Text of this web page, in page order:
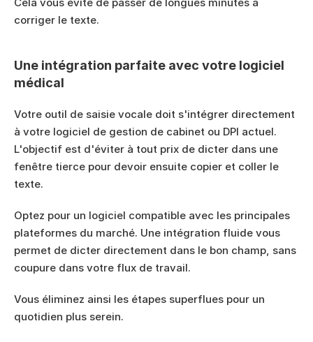
corriger le texte.
Une intégration parfaite avec votre logiciel
médical
Votre outil de saisie vocale doit s'intégrer directement
à votre logiciel de gestion de cabinet ou DPI actuel.
L'objectif est d'éviter à tout prix de dicter dans une
fenêtre tierce pour devoir ensuite copier et coller le
texte.
Optez pour un logiciel compatible avec les principales
plateformes du marché. Une intégration fluide vous
permet de dicter directement dans le bon champ, sans
coupure dans votre flux de travail.
Vous éliminez ainsi les étapes superflues pour un
quotidien plus serein.